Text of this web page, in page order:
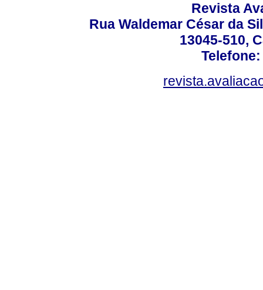
Revista
Rua Waldemar César da
13045-510,
Telefone: